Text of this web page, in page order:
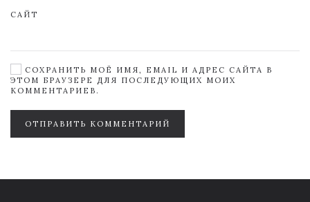
САЙТ
СОХРАНИТЬ МОЁ ИМЯ, EMAIL И АДРЕС САЙТА В
ЭТОМ БРАУЗЕРЕ ДЛЯ ПОСЛЕДУЮЩИХ МОИХ
КОММЕНТАРИЕВ.
ОТПРАВИТЬ КОММЕНТАРИЙ